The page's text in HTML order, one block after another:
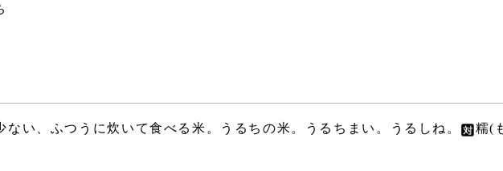
ない、ふつうに炊いて食べる米。うるちの米。うるちまい。うるしね。
糯(